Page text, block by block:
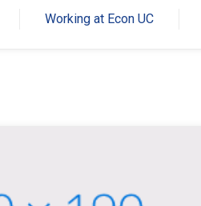
Working at Econ UC